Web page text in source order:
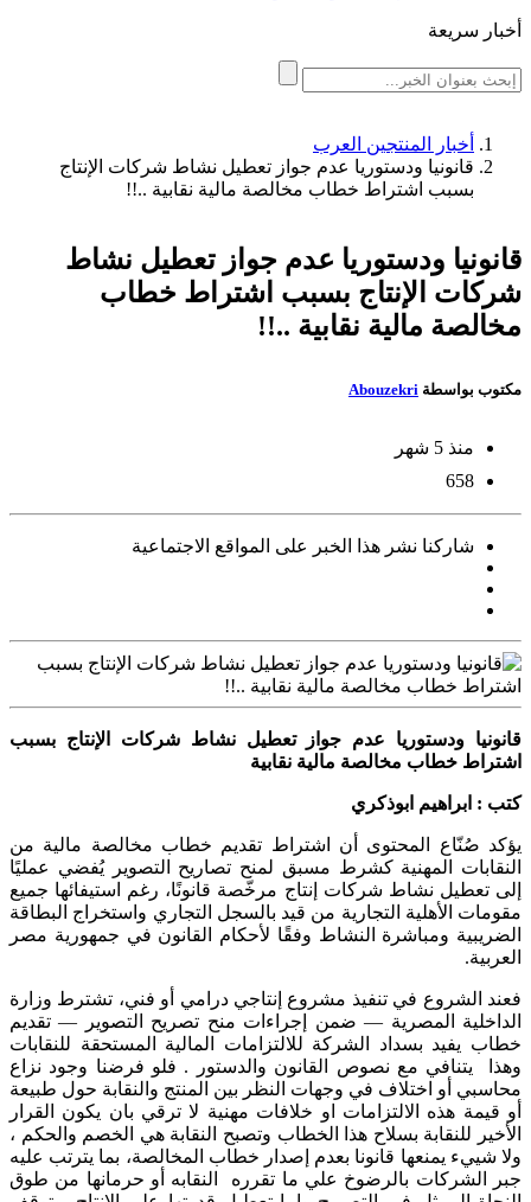
أخبار سريعة
أخبار المنتجين العرب
قانونيا ودستوريا عدم جواز تعطيل نشاط شركات الإنتاج
بسبب اشتراط خطاب مخالصة مالية نقابية ..!!
قانونيا ودستوريا عدم جواز تعطيل نشاط
شركات الإنتاج بسبب اشتراط خطاب
مخالصة مالية نقابية ..!!
مكتوب بواسطة Abouzekri
منذ 5 شهر
658
شاركنا نشر هذا الخبر على المواقع الاجتماعية
قانونيا ودستوريا عدم جواز تعطيل نشاط شركات الإنتاج بسبب
اشتراط خطاب مخالصة مالية نقابية
كتب : ابراهيم ابوذكري
يؤكد صُنّاع المحتوى أن اشتراط تقديم خطاب مخالصة مالية من
النقابات المهنية كشرط مسبق لمنح تصاريح التصوير يُفضي عمليًا
إلى تعطيل نشاط شركات إنتاج مرخّصة قانونًا، رغم استيفائها جميع
مقومات الأهلية التجارية من قيد بالسجل التجاري واستخراج البطاقة
الضريبية ومباشرة النشاط وفقًا لأحكام القانون في جمهورية مصر
العربية.
فعند الشروع في تنفيذ مشروع إنتاجي درامي أو فني، تشترط وزارة
الداخلية المصرية — ضمن إجراءات منح تصريح التصوير — تقديم
خطاب يفيد بسداد الشركة للالتزامات المالية المستحقة للنقابات
وهذا يتنافي مع نصوص القانون والدستور . فلو فرضنا وجود نزاع
محاسبي أو اختلاف في وجهات النظر بين المنتج والنقابة حول طبيعة
أو قيمة هذه الالتزامات او خلافات مهنية لا ترقي بان يكون القرار
الأخير للنقابة بسلاح هذا الخطاب وتصبح النقابة هي الخصم والحكم ،
ولا شييء يمنعها قانونا بعدم إصدار خطاب المخالصة، بما يترتب عليه
جبر الشركات بالرضوخ علي ما تقرره النقابه أو حرمانها من طوق